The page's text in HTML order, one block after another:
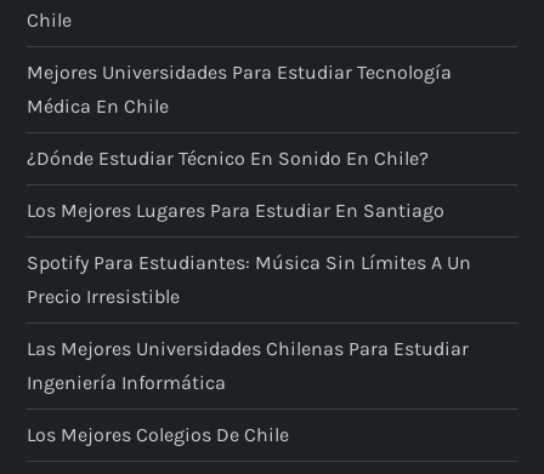
Chile
Mejores Universidades Para Estudiar Tecnología
Médica En Chile
¿Dónde Estudiar Técnico En Sonido En Chile?
Los Mejores Lugares Para Estudiar En Santiago
Spotify Para Estudiantes: Música Sin Límites A Un
Precio Irresistible
Las Mejores Universidades Chilenas Para Estudiar
Ingeniería Informática
Los Mejores Colegios De Chile